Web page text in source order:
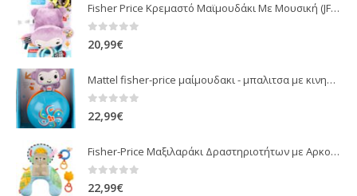
Fisher Price Κρεμαστό Μαϊμουδάκι Με Μουσική (JFF02)
0 out of 5
20,99€
Mattel fisher-price μαίμουδακι - μπαλιτσα με κινηση JLB95
22,99€
Fisher-Price Μαξιλαράκι Δραστηριοτήτων με Αρκουδάκι (JHB44)
22,99€